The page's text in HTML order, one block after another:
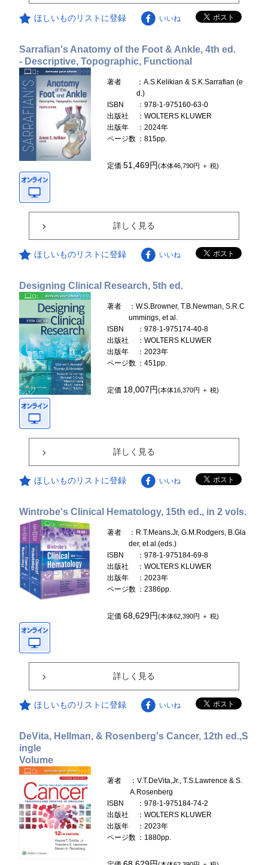
ほしいものリストに登録 いいね
Sarrafian's Anatomy of the Foot & Ankle, 4th ed.
- Descriptive, Topographic, Functional
著者
：A.S.Kelikian & S.K.Sarrafian (e
d.)
ISBN
：978-1-975160-63-0
出版社
：WOLTERS KLUWER
出版年
：2024年
ページ数 ：815pp.
定価51,469円(本体46,790円 ＋ 税)
詳しく見る
ほしいものリストに登録 いいね
Designing Clinical Research, 5th ed.
著者
：W.S.Browner, T.B.Newman, S.R.C
ummings, et al.
ISBN
：978-1-975174-40-8
出版社
：WOLTERS KLUWER
出版年
：2023年
ページ数 ：451pp.
定価 18,007円(本体16,370円 ＋ 税)
詳しく見る
ほしいものリストに登録 いいね
Wintrobe's Clinical Hematology, 15th ed., in 2 vols.
著者
：R.T.Means.Jr, G.M.Rodgers, B.Gla
der, et al.(eds.)
ISBN
：978-1-975184-69-8
出版社
：WOLTERS KLUWER
出版年
：2023年
ページ数 ：2386pp.
定価68,629円(本体62,390円 ＋ 税)
詳しく見る
ほしいものリストに登録 いいね
DeVita, Hellman, & Rosenberg's Cancer, 12th ed.,S
ingle
Volume
著者
：V.T.DeVita,Jr., T.S.Lawrence & S.
A.Rosenberg
ISBN
：978-1-975184-74-2
出版社
：WOLTERS KLUWER
出版年
：2023年
ページ数 ：1880pp.